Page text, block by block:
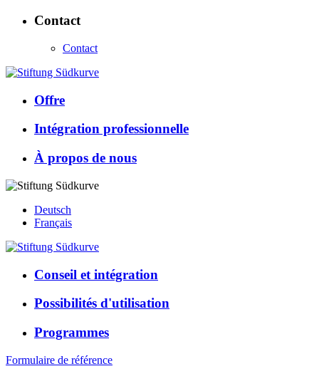
Contact
Contact
Offre
Intégration professionnelle
À propos de nous
Deutsch
Français
Conseil et intégration
Possibilités d'utilisation
Programmes
Formulaire de référence